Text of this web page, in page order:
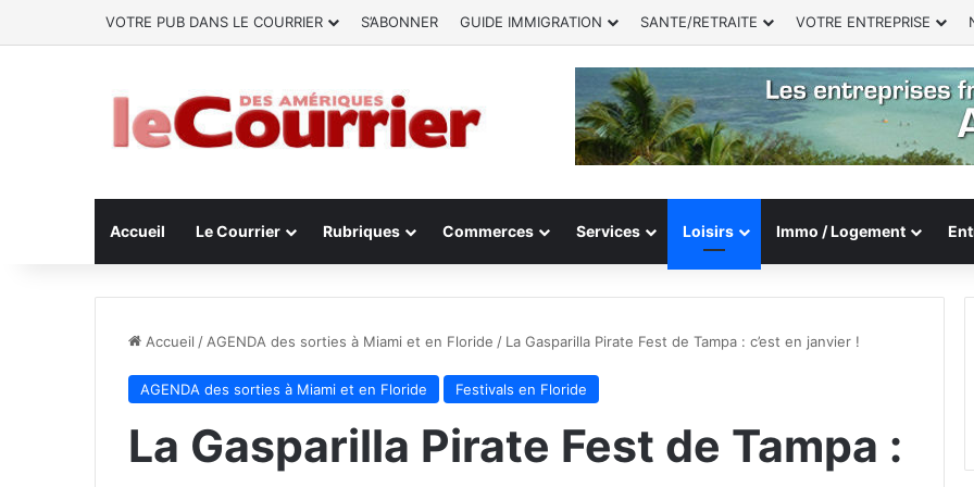
VOTRE PUB DANS LE COURRIER S’ABONNER GUIDE IMMIGRATION SANTE/RETRAITE VOTRE ENTREPRISE
Accueil Le Courrier Rubriques Commerces Services Loisirs Immo / Logement
Accueil / AGENDA des sorties à Miami et en Floride / La Gasparilla Pirate Fest de Tampa : c’est en janvier !
AGENDA des sorties à Miami et en Floride Festivals en Floride
La Gasparilla Pirate Fest de Tampa :